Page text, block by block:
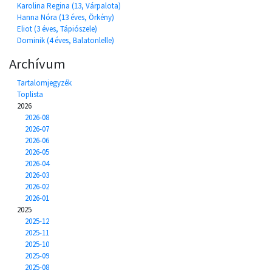
Karolina Regina (13, Várpalota)
Hanna Nóra (13 éves, Örkény)
Eliot (3 éves, Tápiószele)
Dominik (4 éves, Balatonlelle)
Archívum
Tartalomjegyzék
Toplista
2026
2026-08
2026-07
2026-06
2026-05
2026-04
2026-03
2026-02
2026-01
2025
2025-12
2025-11
2025-10
2025-09
2025-08